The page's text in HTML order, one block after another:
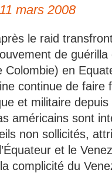
mars 2008
le raid
de guérilla
en
continue de faire
et militaire
américains sont
non sollicités,
et le
complicité du